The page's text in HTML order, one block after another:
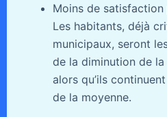
Moins de satisfaction
Les habitants, déjà
municipaux, seront
de la diminution de
alors qu’ils
de la moyenne.